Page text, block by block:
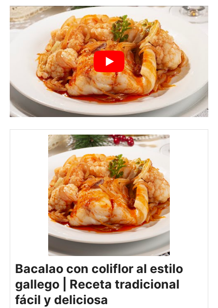
Bacalao con coliflor al estilo
gallego | Receta tradicional
fácil y deliciosa